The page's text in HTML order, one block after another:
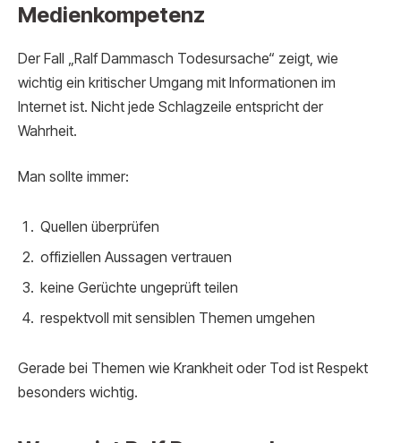
Medienkompetenz
Der Fall „Ralf Dammasch Todesursache“ zeigt, wie
wichtig ein kritischer Umgang mit Informationen im
Internet ist. Nicht jede Schlagzeile entspricht der
Wahrheit.
Man sollte immer:
Quellen überprüfen
offiziellen Aussagen vertrauen
keine Gerüchte ungeprüft teilen
respektvoll mit sensiblen Themen umgehen
Gerade bei Themen wie Krankheit oder Tod ist Respekt
besonders wichtig.